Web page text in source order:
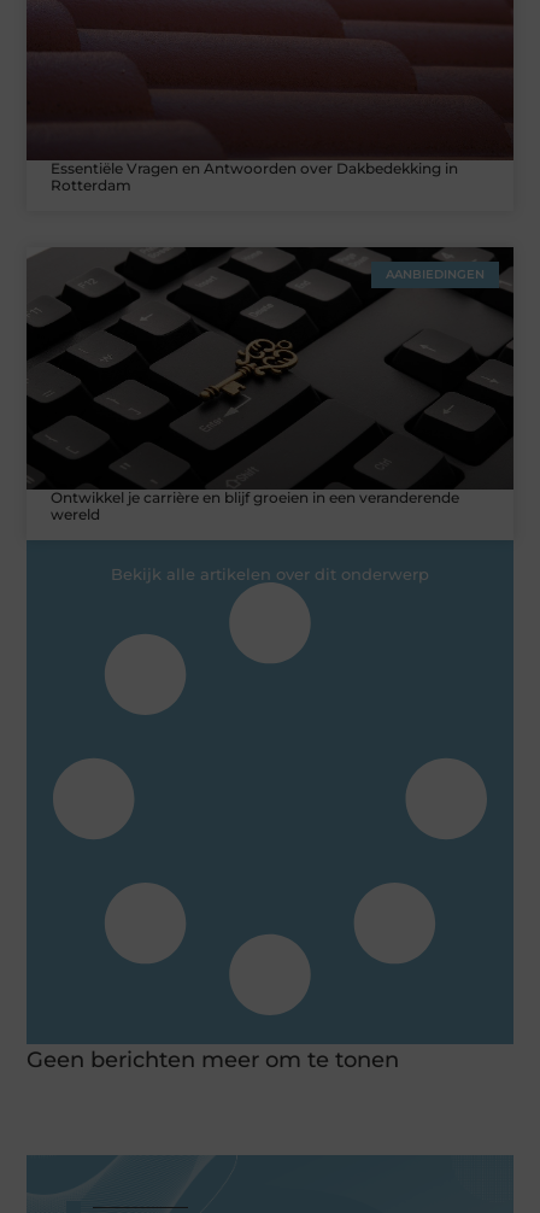
Essentiële Vragen en Antwoorden over Dakbedekking in
Rotterdam
AANBIEDINGEN
Ontwikkel je carrière en blijf groeien in een veranderende
wereld
Bekijk alle artikelen over dit onderwerp
Geen berichten meer om te tonen